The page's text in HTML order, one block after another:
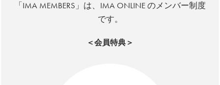
「IMA MEMBERS」は、IMA ONLINE のメンバー制度
です。
＜会員特典＞